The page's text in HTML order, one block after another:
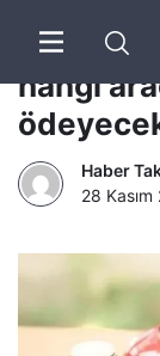
MTV
hangi
Haber
28